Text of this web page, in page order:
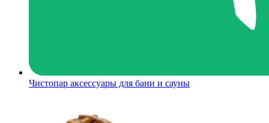
Чистопар аксессуары для бани и сауны